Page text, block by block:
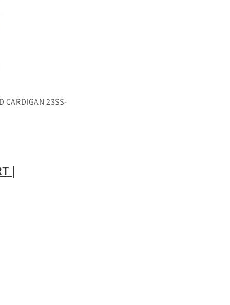
23SS-
|